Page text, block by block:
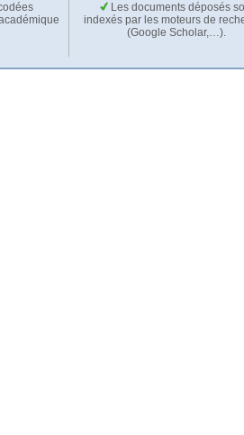
Les documents déposés
indexés par les moteurs de
(Google Scholar,…).